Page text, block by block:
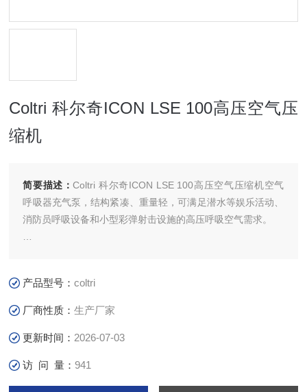
Coltri 科尔奇ICON LSE 100高压空气压
缩机
简要描述：Coltri 科尔奇ICON LSE 100高压空气压缩机空气
呼吸器充气泵，结构紧凑、重量轻，可满足潜水等娱乐活动、
消防员呼吸设备和小型彩弹射击设施的高压呼吸空气需求。
150 到 350Bar 的可调安全阀，
质可供选。
产品型号：coltri
厂商性质：生产厂家
更新时间： 2026-07-03
访 问 量：941